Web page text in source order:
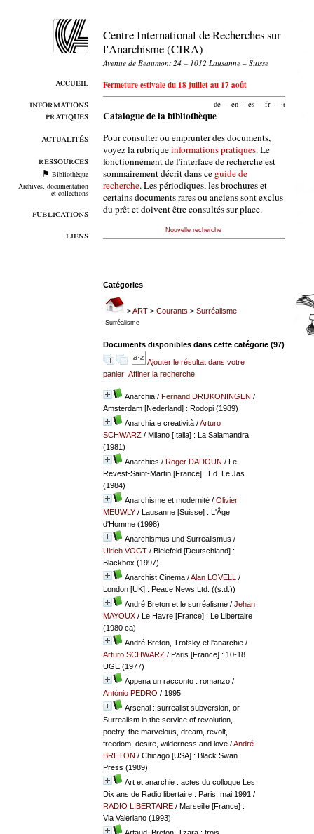
accueil
informations
pratiques
actualités
ressources
Bibliothèque
Archives, documentation
et collections
publications
liens
Centre International de Recherches sur
l'Anarchisme (CIRA)
Avenue de Beaumont 24 – 1012 Lausanne – Suisse
Fermeture estivale du 18 juillet au 17 août
de – en – es – fr – it
Catalogue de la bibliothèque
Pour consulter ou emprunter des documents,
voyez la rubriqueinformations pratiques. Le
fonctionnement de l'interface de recherche est
sommairement décrit dans ce guide de
recherche. Les périodiques, les brochures et
certains documents rares ou anciens sont exclus
du prêt et doivent être consultés sur place.
Nouvelle recherche
Catégories
>ART> Courants > Surréalisme
Surréalisme
Documents disponibles dans cette catégorie (97)
Ajouter le résultat dans votre
panier Affiner la recherche
Anarchia/ Fernand DRIJKONINGEN /
Amsterdam [Nederland] : Rodopi (1989)
Anarchia e creatività/Arturo
SCHWARZ/ Milano [Italia] : La Salamandra
(1981)
Anarchies / Roger DADOUN / Le
Revest-Saint-Martin [France] : Ed. Le Jas
(1984)
Anarchisme et modernité/ Olivier
MEUWLY/ Lausanne [Suisse] : L'Âge
d'Homme (1998)
Anarchismus und Surrealismus /
Ulrich VOGT/ Bielefeld [Deutschland] :
Blackbox (1997)
Anarchist Cinema/Alan LOVELL /
London [UK] : Peace News Ltd. ((s.d.))
André Breton et le surréalisme/ Jehan
MAYOUX/ Le Havre [France] : Le Libertaire
(1980 ca)
André Breton, Trotsky et l'anarchie/
Arturo SCHWARZ/ Paris [France] : 10-18
UGE (1977)
Appena un racconto : romanzo/
António PEDRO / 1995
Arsenal : surrealist subversion, or
Surrealism in the service of revolution,
poetry, the marvelous, dream, revolt,
freedom, desire, wilderness and love/André
BRETON / Chicago [USA] : Black Swan
Press (1989)
Art et anarchie : actes du colloque Les
Dix ans de Radio libertaire : Paris, mai 1991 /
RADIO LIBERTAIRE/ Marseille [France] :
Via Valeriano (1993)